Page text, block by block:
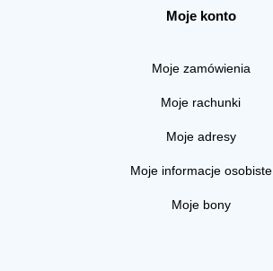
Moje konto
Moje zamówienia
Moje rachunki
Moje adresy
Moje informacje osobiste
Moje bony